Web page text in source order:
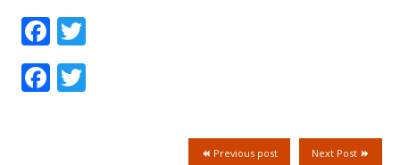
Facebook
Facebook
Next Post
Previous post